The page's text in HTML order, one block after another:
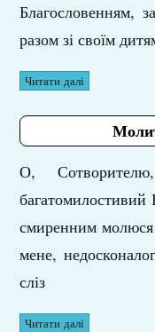
Благословенням,
разом зі своїм
Читати далі
О,
багатомилостивий
смиренним
мене,
сліз
Читати далі